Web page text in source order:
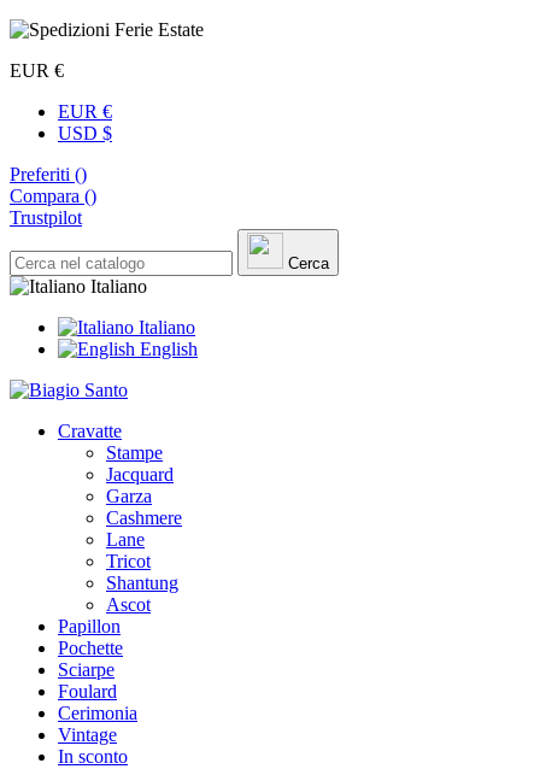
EUR €
EUR €
USD $
Preferiti ()
Compara ()
Trustpilot
Cerca
Italiano
Italiano
English
Cravatte
Stampe
Jacquard
Garza
Cashmere
Lane
Tricot
Shantung
Ascot
Papillon
Pochette
Sciarpe
Foulard
Cerimonia
Vintage
In sconto